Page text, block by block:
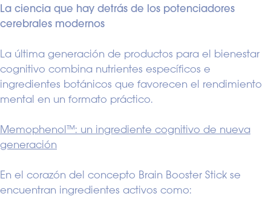
La ciencia que hay detrás de los potenciadores
cerebrales modernos
La última generación de productos para el bienestar
cognitivo combina nutrientes específicos e
ingredientes botánicos que favorecen el rendimiento
mental en un formato práctico.
Memophenol™: un ingrediente cognitivo de nueva
generación
En el corazón del concepto Brain Booster Stick se
encuentran ingredientes activos como: